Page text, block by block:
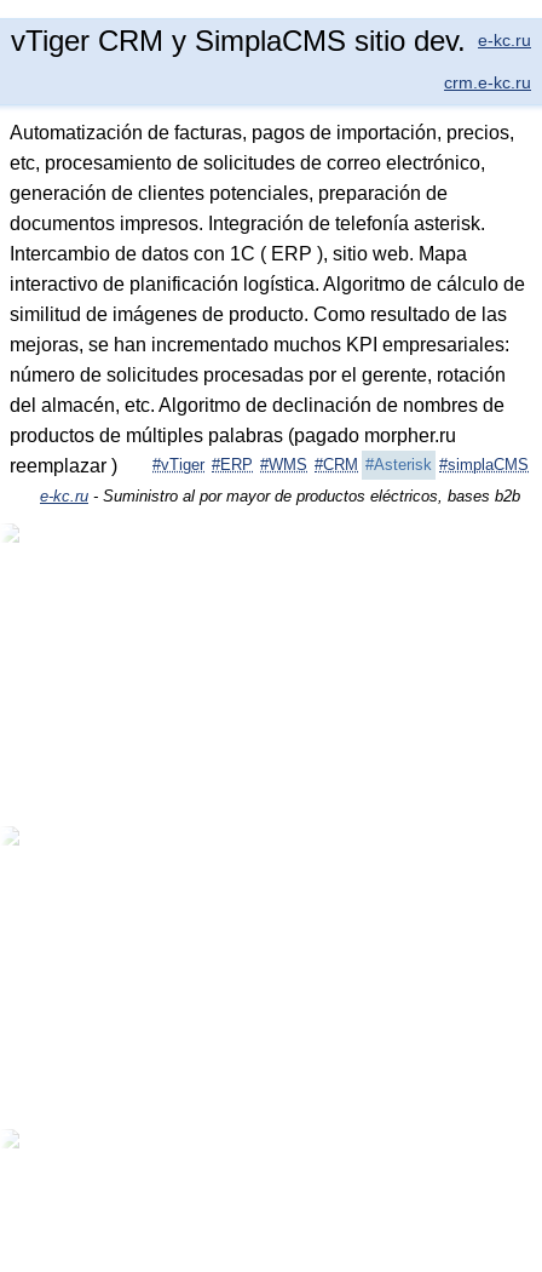
vTiger CRM y SimplaCMS sitio dev. e-kc.ru
crm.e-kc.ru
Automatización de facturas, pagos de importación, precios,
etc, procesamiento de solicitudes de correo electrónico,
generación de clientes potenciales, preparación de
documentos impresos. Integración de telefonía asterisk.
Intercambio de datos con 1C ( ERP ), sitio web. Mapa
interactivo de planificación logística. Algoritmo de cálculo de
similitud de imágenes de producto. Como resultado de las
mejoras, se han incrementado muchos KPI empresariales:
número de solicitudes procesadas por el gerente, rotación
del almacén, etc. Algoritmo de declinación de nombres de
productos de múltiples palabras (pagado morpher.ru
reemplazar )
#vTiger #ERP #WMS #CRM #Asterisk #simplaCMS
e-kc.ru - Suministro al por mayor de productos eléctricos, bases b2b